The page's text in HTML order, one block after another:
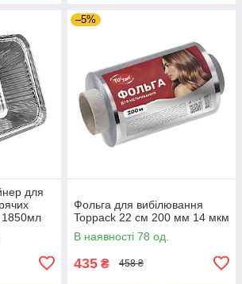
для
1850мл
–5%
Фольга для вибілювання
Toppack 22 см 200 мм 14 мкм
В наявності 78 од.
435 ₴ 458 ₴